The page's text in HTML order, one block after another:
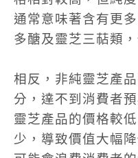
通常意味著含有更
多醣及靈芝三萜類
相反，非純靈芝產
分，達不到消費者
靈芝產品的價格較
少，導致價值大幅